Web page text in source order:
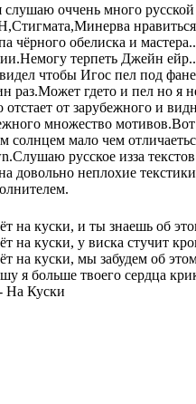
слушаю оччень много
чёрного обелиска и
терпеть Джейн
чтобы Игос пел под
раз.Может гдето и пел но я
отстает от зарубежного и
множество
солнцем мало чем
русское изза
довольно неплохие
на куски, и ты знаешь об
на куски, у виска стучит
на куски, мы забудем об
я больше твоего сердца
На Куски